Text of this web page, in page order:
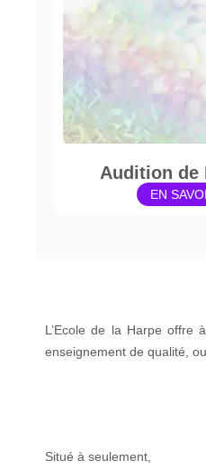
Audition de
EN
L’Ecole de la Harpe offre
enseignement de qualité,
Situé à seulement,